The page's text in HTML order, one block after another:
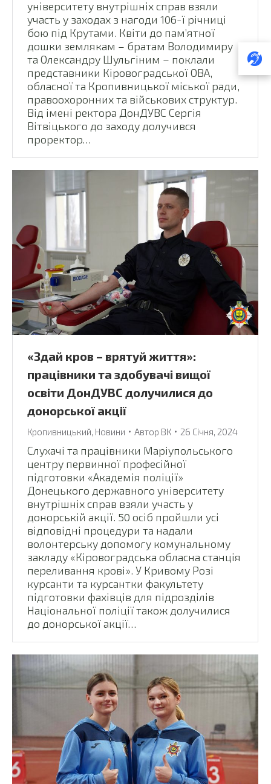
університету внутрішніх справ взяли
участь у заходах з нагоди 106-ї річниці
бою під Крутами. Квіти до пам’ятної
дошки землякам – братам Володимиру
та Олександру Шульгіним – поклали
представники Кіровоградської ОВА,
обласної та Кропивницької міської ради,
правоохоронних та військових структур.
Від імені ректора ДонДУВС Сергія
Вітвіцького до заходу долучився
проректор…
«Здай кров – врятуй життя»:
працівники та здобувачі вищої
освіти ДонДУВС долучилися до
донорської акції
Кропивницький Новини Автор ВК 26 Січня, 2024
Слухачі та працівники Маріупольського
центру первинної професійної
підготовки «Академія поліції»
Донецького державного університету
внутрішніх справ взяли участь у
донорській акції. 50 осіб пройшли усі
відповідні процедури та надали
волонтерську допомогу комунальному
закладу «Кіровоградська обласна станція
переливання крові». У Кривому Розі
курсанти та курсантки факультету
підготовки фахівців для підрозділів
Національної поліції також долучилися
до донорської акції…